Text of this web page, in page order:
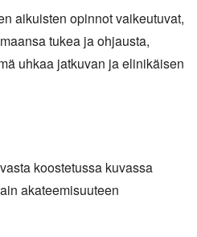
aikuisten opinnot vaikeutuvat,
tukea ja ohjausta,
uhkaa jatkuvan ja elinikäisen